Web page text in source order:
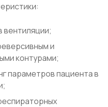
и
контурами;
параметров пациента в